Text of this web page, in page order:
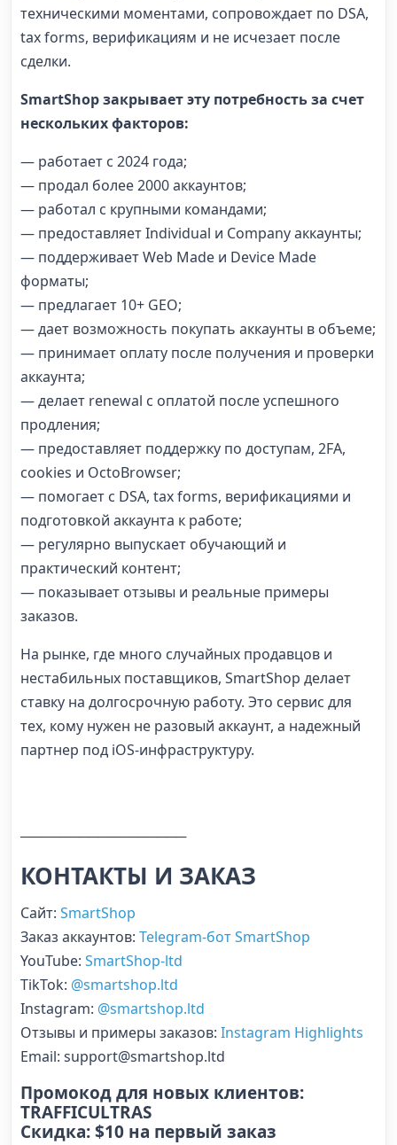
техническими моментами, сопровождает по DSA,
tax forms, верификациям и не исчезает после
сделки.
SmartShop закрывает эту потребность за счет
нескольких факторов:
— работает с 2024 года;
— продал более 2000 аккаунтов;
— работал с крупными командами;
— предоставляет Individual и Company аккаунты;
— поддерживает Web Made и Device Made
форматы;
— предлагает 10+ GEO;
— дает возможность покупать аккаунты в объеме;
— принимает оплату после получения и проверки
аккаунта;
— делает renewal с оплатой после успешного
продления;
— предоставляет поддержку по доступам, 2FA,
cookies и OctoBrowser;
— помогает с DSA, tax forms, верификациями и
подготовкой аккаунта к работе;
— регулярно выпускает обучающий и
практический контент;
— показывает отзывы и реальные примеры
заказов.
На рынке, где много случайных продавцов и
нестабильных поставщиков, SmartShop делает
ставку на долгосрочную работу. Это сервис для
тех, кому нужен не разовый аккаунт, а надежный
партнер под iOS-инфраструктуру.
─────────────────
КОНТАКТЫ И ЗАКАЗ
Сайт: SmartShop
Заказ аккаунтов: Telegram-бот SmartShop
YouTube: SmartShop-ltd
TikTok: @smartshop.ltd
Instagram: @smartshop.ltd
Отзывы и примеры заказов: Instagram Highlights
Email: support@smartshop.ltd
Промокод для новых клиентов:
TRAFFICULTRAS
Скидка: $10 на первый заказ